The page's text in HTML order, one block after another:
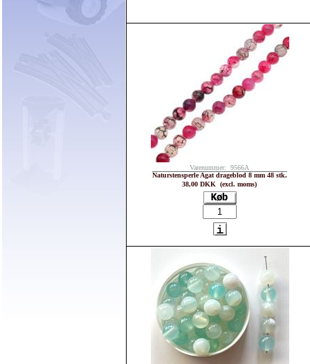
Varenummer: 9566A
Naturstensperle Agat drageblod 8 mm 48 stk.
38,00 DKK (excl. moms)